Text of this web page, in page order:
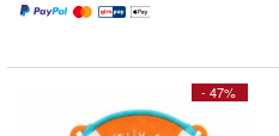
- 47%